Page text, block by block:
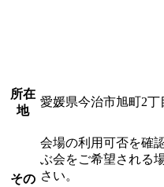
所在
地
愛媛県今治市旭町2丁
その
会場の利用可否を確
ぶ会をご希望される
さい。